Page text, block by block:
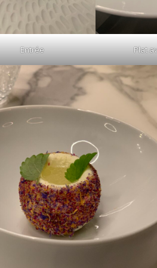
Entrée Plat